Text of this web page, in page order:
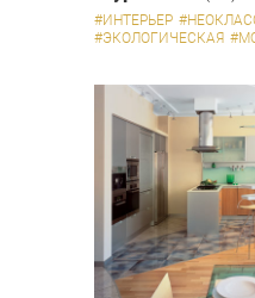
#ИНТЕРЬЕР
#ЭКОЛОГИЧЕСКАЯ